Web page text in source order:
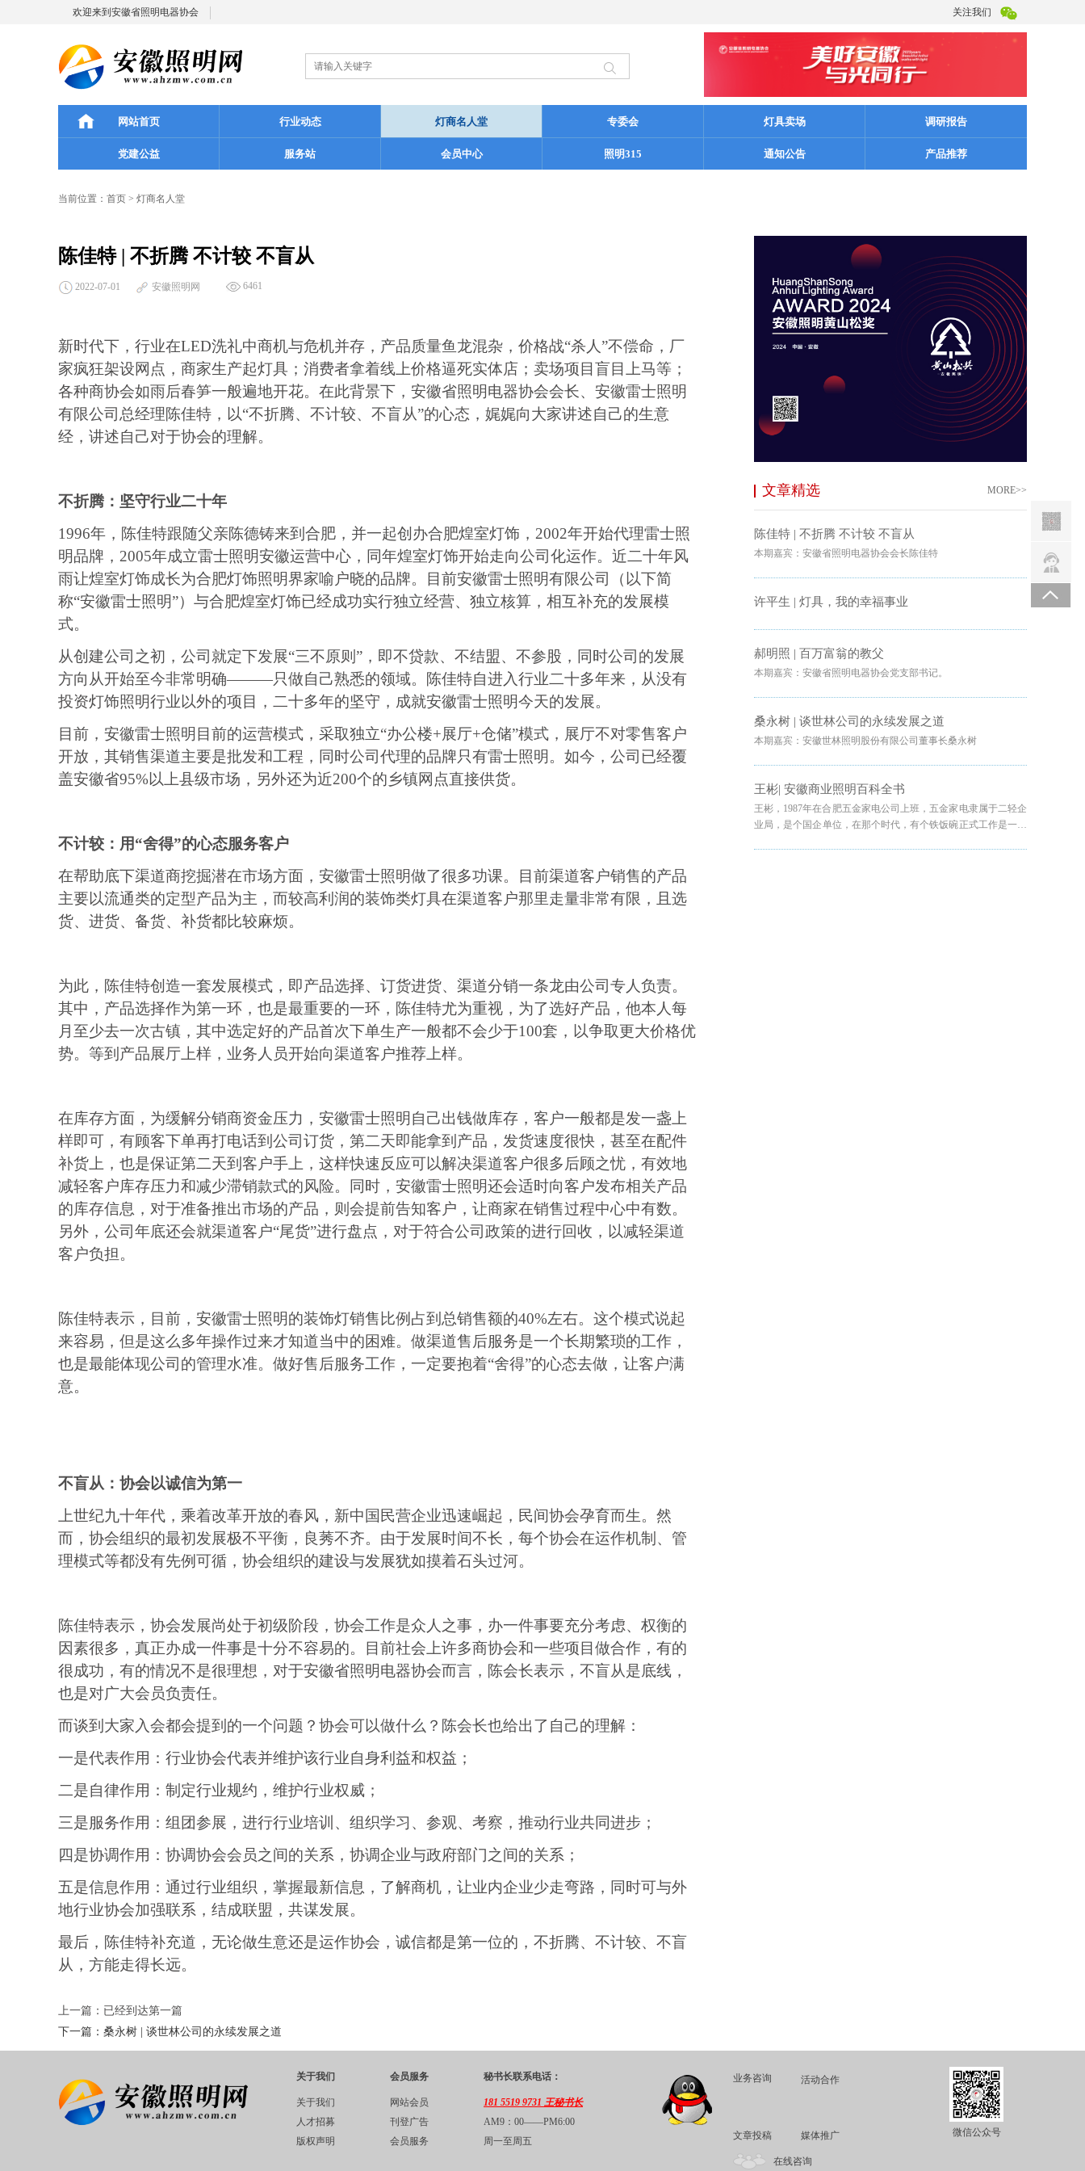
欢迎来到安徽省照明电器协会 关注我们
网站首页 行业动态 灯商名人堂 专委会 灯具卖场 调研报告
党建公益 服务站 会员中心 照明315 通知公告 产品推荐
当前位置： 首页 > 灯商名人堂
陈佳特 | 不折腾 不计较 不盲从
2022-07-01 安徽照明网 6461
新时代下，行业在LED洗礼中商机与危机并存，产品质量鱼龙混杂，价格战“杀人”不偿命，厂
家疯狂架设网点，商家生产起灯具；消费者拿着线上价格逼死实体店；卖场项目盲目上马等；
各种商协会如雨后春笋一般遍地开花。在此背景下， 安徽省照明电器协会会长、安徽雷士照明
有限公司总经理陈佳特，以“不折腾、不计较、不盲从”的心态，娓娓向大家讲述自己的生意
经，讲述自己对于协会的理解。
不折腾：坚守行业二十年
1996年，陈佳特跟随父亲陈德铸来到合肥，并一起创办合肥煌室灯饰， 2002年开始代理雷士照
明品牌， 2005年成立雷士照明安徽运营中心，同年煌室灯饰开始走向公司化运作。近二十年风
雨让煌室灯饰成长为合肥灯饰照明界家喻户晓的品牌。目前安徽雷士照明有限公司（以下简
称“安徽雷士照明”）与合肥煌室灯饰已经成功实行独立经营、独立核算，相互补充的发展模
式。
从创建公司之初，公司就定下发展“三不原则”，即不贷款、不结盟、不参股，同时公司的发展
方向从开始至今非常明确———只做自己熟悉的领域。陈佳特自进入行业二十多年来，从没有
投资灯饰照明行业以外的项目，二十多年的坚守，成就安徽雷士照明今天的发展。
目前，安徽雷士照明目前的运营模式，采取独立“办公楼+展厅+仓储”模式，展厅不对零售客户
开放，其销售渠道主要是批发和工程，同时公司代理的品牌只有雷士照明。如今，公司已经覆
盖安徽省95%以上县级市场，另外还为近200个的乡镇网点直接供货。
不计较：用“舍得”的心态服务客户
在帮助底下渠道商挖掘潜在市场方面，安徽雷士照明做了很多功课。目前渠道客户销售的产品
主要以流通类的定型产品为主，而较高利润的装饰类灯具在渠道客户那里走量非常有限，且选
货、进货、备货、补货都比较麻烦。
为此，陈佳特创造一套发展模式，即产品选择、订货进货、渠道分销一条龙由公司专人负责。
其中，产品选择作为第一环，也是最重要的一环，陈佳特尤为重视，为了选好产品，他本人每
月至少去一次古镇，其中选定好的产品首次下单生产一般都不会少于100套，以争取更大价格优
势。等到产品展厅上样，业务人员开始向渠道客户推荐上样。
在库存方面，为缓解分销商资金压力，安徽雷士照明自己出钱做库存，客户一般都是发一盏上
样即可，有顾客下单再打电话到公司订货，第二天即能拿到产品，发货速度很快，甚至在配件
补货上，也是保证第二天到客户手上，这样快速反应可以解决渠道客户很多后顾之忧，有效地
减轻客户库存压力和减少滞销款式的风险。同时，安徽雷士照明还会适时向客户发布相关产品
的库存信息，对于准备推出市场的产品，则会提前告知客户，让商家在销售过程中心中有数。
另外，公司年底还会就渠道客户“尾货”进行盘点，对于符合公司政策的进行回收，以减轻渠道
客户负担。
陈佳特表示，目前，安徽雷士照明的装饰灯销售比例占到总销售额的40%左右。这个模式说起
来容易，但是这么多年操作过来才知道当中的困难。做渠道售后服务是一个长期繁琐的工作，
也是最能体现公司的管理水准。做好售后服务工作，一定要抱着“舍得”的心态去做，让客户满
意。
不盲从： 协会以诚信为第一
上世纪九十年代，乘着改革开放的春风，新中国民营企业迅速崛起，民间协会孕育而生。然
而， 协会组织的最初发展极不平衡，良莠不齐。由于发展时间不长，每个协会在运作机制、管
理模式等都没有先例可循， 协会组织的建设与发展犹如摸着石头过河。
陈佳特表示， 协会发展尚处于初级阶段， 协会工作是众人之事，办一件事要充分考虑、权衡的
因素很多，真正办成一件事是十分不容易的。目前社会上许多商协会和一些项目做合作，有的
很成功，有的情况不是很理想，对于安徽省照明电器协会而言，陈会长表示，不盲从是底线，
也是对广大会员负责任。
而谈到大家入会都会提到的一个问题？ 协会可以做什么？陈会长也给出了自己的理解：
一是代表作用：行业协会代表并维护该行业自身利益和权益；
二是自律作用：制定行业规约 ，维护行业权威；
三是服务作用：组团参展，进行行业培训、组织学习、参观、考察，推动行业共同进步；
四是协调作用：协调协会会员之间的关系，协调企业与政府部门之间的关系；
五是信息作用：通过行业组织，掌握最新信息，了解商机，让业内企业少走弯路，同时可与外
地行业协会加强联系，结成联盟，共谋发展。
最后，陈佳特补充道，无论做生意还是运作协会 ，诚信都是第一位的，不折腾、不计较、不盲
从，方能走得长远。
上一篇：已经到达第一篇
下一篇： 桑永树 | 谈世林公司的永续发展之道
文章精选 MORE>>
陈佳特 | 不折腾 不计较 不盲从
本期嘉宾：安徽省照明电器协会会长陈佳特
许平生 | 灯具，我的幸福事业
郝明照 | 百万富翁的教父
本期嘉宾：安徽省照明电器协会党支部书记。
桑永树 | 谈世林公司的永续发展之道
本期嘉宾：安徽世林照明股份有限公司董事长桑永树
王彬| 安徽商业照明百科全书
王彬，1987年在合肥五金家电公司上班，五金家电隶属于二轻企
业局，是个国企单位，在那个时代，有个铁饭碗正式工作是一件
关于我们
关于我们
人才招募
版权声明
会员服务
网站会员
刊登广告
会员服务
秘书长联系电话：
181 5519 9731 王秘书长
AM9：00——PM6:00
周一至周五
业务咨询 活动合作
文章投稿 媒体推广
在线咨询
微信公众号